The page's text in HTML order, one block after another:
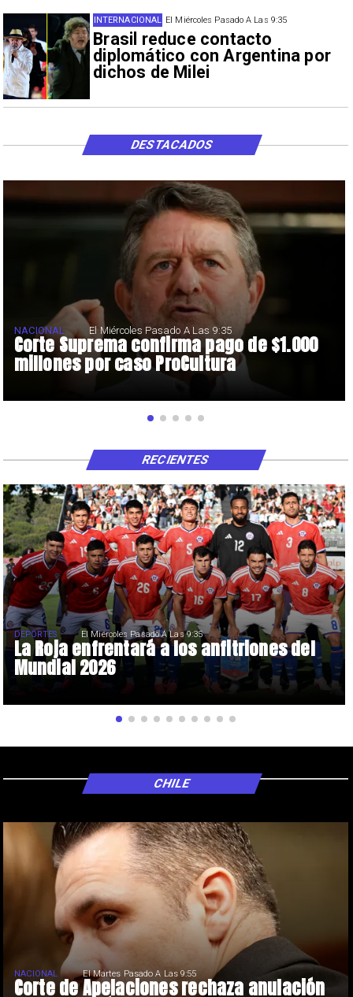
El Miércoles Pasado A Las 9:35
Brasil reduce contacto
diplomático con Argentina por
dichos de Milei
INTERNACIONAL
Corte Suprema confirma pago de $1.000
millones por caso ProCultura
NACIONAL El Miércoles Pasado A Las 9:35
DESTACADOS
La Roja enfrentará a los anfitriones del
Mundial 2026
DEPORTES El Miércoles Pasado A Las 9:35
RECIENTES
Corte de Apelaciones rechaza anulación
NACIONAL El Martes Pasado A Las 9:55
CHILE